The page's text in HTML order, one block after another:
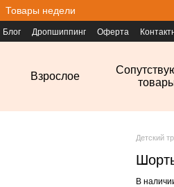
Товары недели
Блог Дропшиппинг Оферта
Взрослое
Детский
В